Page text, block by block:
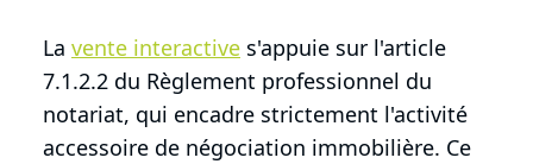
La vente interactive s'appuie sur l'article
7.1.2.2 du Règlement professionnel du
notariat, qui encadre strictement l'activité
accessoire de négociation immobilière. Ce